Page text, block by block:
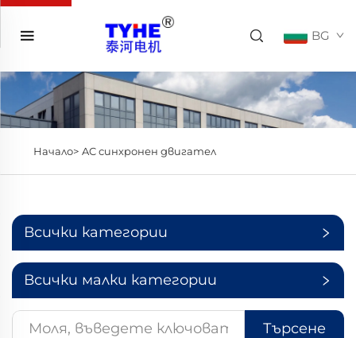
BG
Начало> AC синхронен двигател
Всички категории
Всички малки категории
Търсене